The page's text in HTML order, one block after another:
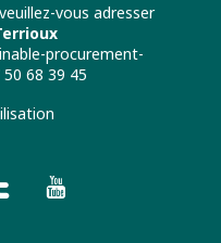
vous adresser
procurement-
68 39 45